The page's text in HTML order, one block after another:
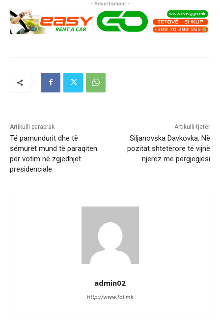
- Advertisment -
Artikulli paraprak
Të pamundurit dhe të
sëmurët mund të paraqiten
për votim në zgjedhjet
presidenciale
Artikulli tjetër
Siljanovska Davkovka: Në
pozitat shtetërore të vijnë
njerëz me përgjegjësi
admin02
http://www.fol.mk